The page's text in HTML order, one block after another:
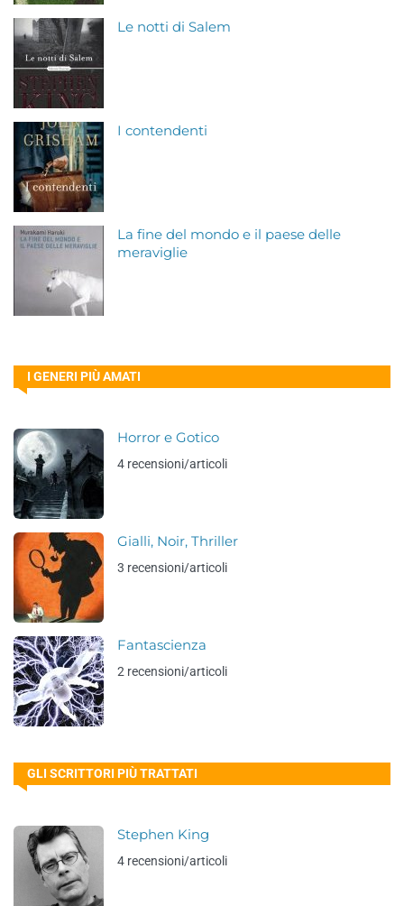
Le notti di Salem
I contendenti
La fine del mondo e il paese delle
meraviglie
I GENERI PIÙ AMATI
Horror e Gotico
4 recensioni/articoli
Gialli, Noir, Thriller
3 recensioni/articoli
Fantascienza
2 recensioni/articoli
GLI SCRITTORI PIÙ TRATTATI
Stephen King
4 recensioni/articoli